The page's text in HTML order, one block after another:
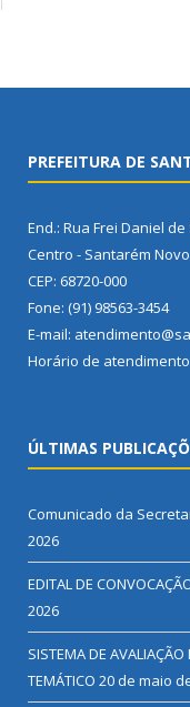
PREFEITURA DE
End.: Rua Frei Daniel
Centro - Santarém
CEP: 68720-000
Fone: (91) 98563-3454
E-mail:
Horário de
ÚLTIMAS
Comunicado da
2026
EDITAL DE
2026
SISTEMA DE
TEMÁTICO 20 de maio